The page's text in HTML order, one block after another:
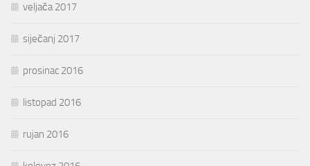
veljača 2017
siječanj 2017
prosinac 2016
listopad 2016
rujan 2016